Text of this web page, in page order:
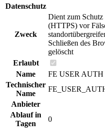
Datenschutz
Zweck
Dient zum Schutz
(HTTPS) vor
Schließen des
gelöscht
Erlaubt
Name
FE USER AUTH
Technischer
Name
Anbieter
Ablauf in
Tagen
0